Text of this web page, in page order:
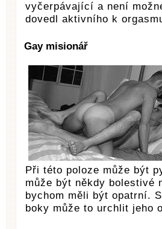
vyčerpávající a není
dovedl aktivního k
Gay misionář
Při této poloze může být
může být někdy bolestivé
bychom měli být opatrní.
boky může to urchlit jeho